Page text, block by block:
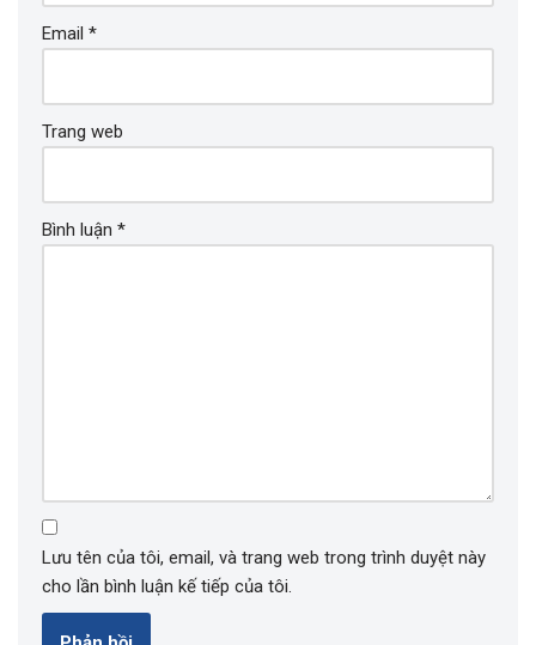
Email *
Trang web
Bình luận *
Lưu tên của tôi, email, và trang web trong trình duyệt này
cho lần bình luận kế tiếp của tôi.